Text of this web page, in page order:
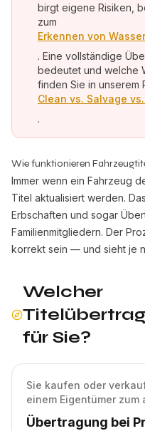
birgt eigene Risiken,
zum
Erkennen von
. Eine vollständige
bedeutet und welche
finden Sie in unserem
Clean vs. Salvage
.
Wie funktionieren
Immer wenn ein Fahrzeug
Titel aktualisiert werden.
Erbschaften und sogar
Familienmitgliedern. Der
korrekt sein — und sieht je
Welcher
für Sie?
Sie kaufen oder
einem Eigentümer zum
Übertragung bei